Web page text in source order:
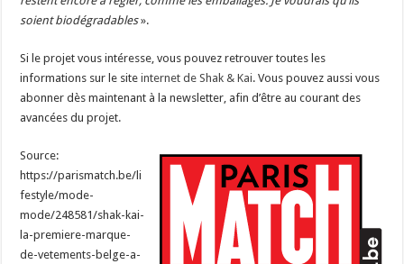
soient biodégradables».
Si le projet vous intéresse, vous pouvez retrouver toutes les
informations sur le siteinternet de Shak & Kai. Vous pouvez aussi vous
abonner dès maintenant à la newsletter, afin d’être au courant des
avancées du projet.
Source:
https://parismatch.be/li
festyle/mode-
mode/248581/shak-kai-
la-premiere-marque-
de-vetements-belge-a-